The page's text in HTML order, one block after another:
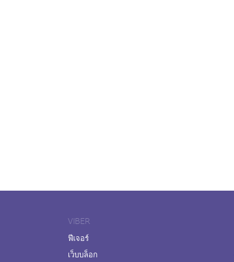
VIBER
ฟีเจอร์
เว็บบล็อก